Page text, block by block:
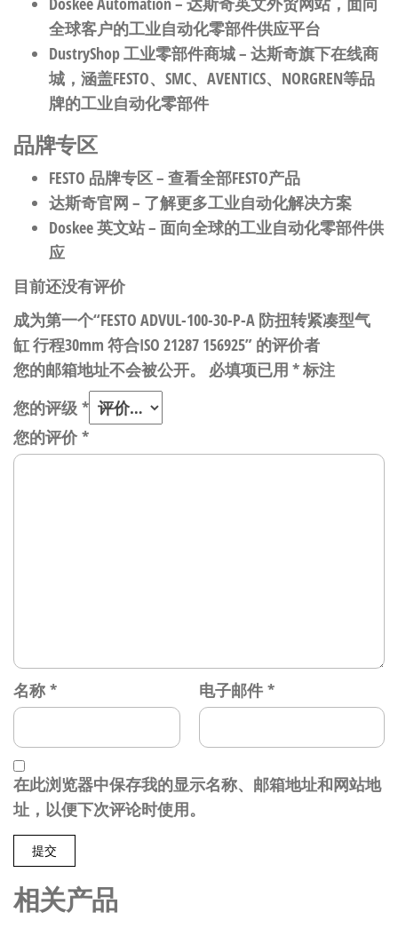
全球客户的工业自动化零部件供应平台
DustryShop 工业零部件商城– 达斯奇旗下在线商
城，涵盖FESTO、SMC、AVENTICS、NORGREN等品
牌的工业自动化零部件
品牌专区
FESTO 品牌专区– 查看全部FESTO产品
达斯奇官网 – 了解更多工业自动化解决方案
Doskee 英文站– 面向全球的工业自动化零部件供
应
目前还没有评价
成为第一个“FESTO ADVUL-100-30-P-A 防扭转紧凑型气
缸 行程30mm 符合ISO 21287 156925” 的评价者
您的邮箱地址不会被公开。
必填项已用 *标注
您的评级 *
您的评价*
名称 * 电子邮件 *
在此浏览器中保存我的显示名称、邮箱地址和网站地
址，以便下次评论时使用。
相关产品